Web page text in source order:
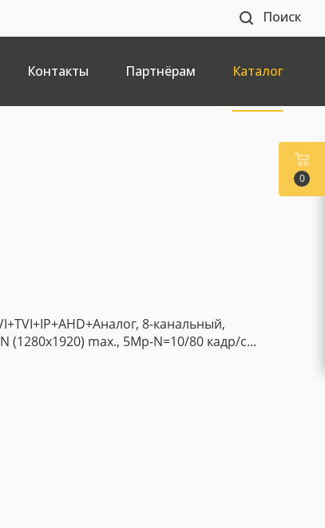
Поиск
Контакты Партнёрам Каталог
8-канальный,
(1280x1920) max., 5Mp-N=10/80 кадр/с...
0